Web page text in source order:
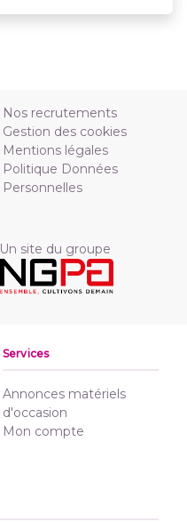
Nos recrutements
Gestion des cookies
Mentions légales
Politique Données
Personnelles
Un site du groupe
Services
Annonces matériels
d'occasion
Mon compte